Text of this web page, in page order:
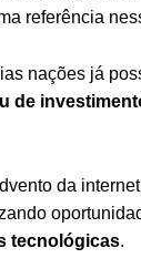
referência
nações já
de
da
tecnológicas.